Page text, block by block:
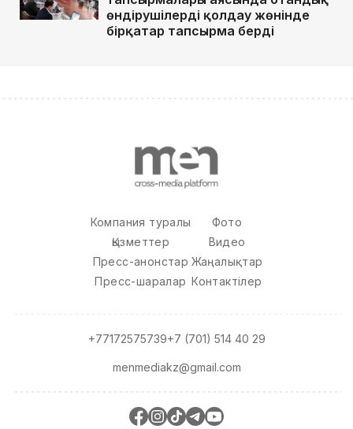
өндірушілерді қолдау жөнінде
бірқатар тапсырма берді
Компания туралы
Қызметтер
Пресс-анонстар
Пресс-шаралар
Фото
Видео
Жаңалықтар
Контактілер
menmediakz@gmail.com
+77172575739+7 (701) 514 40 29